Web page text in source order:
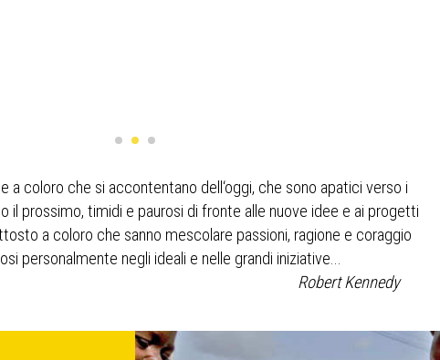
a coloro che si accontentano dell‘oggi, che sono apatici verso i
il prossimo, timidi e paurosi di fronte alle nuove idee e ai progetti
a coloro che sanno mescolare passioni, ragione e coraggio
personalmente negli ideali e nelle grandi iniziative...
Robert Kennedy